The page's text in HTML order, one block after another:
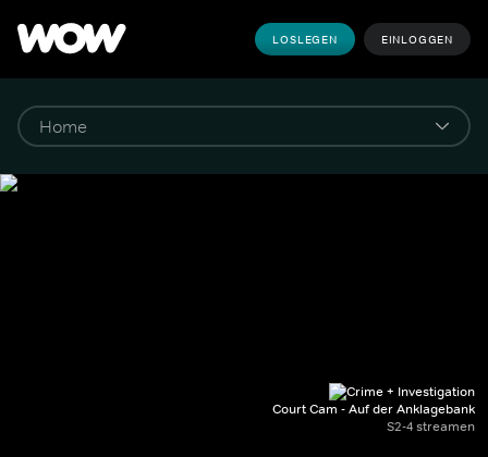
LOSLEGEN EINLOGGEN
Court Cam - Auf der Anklagebank
S2-4 streamen